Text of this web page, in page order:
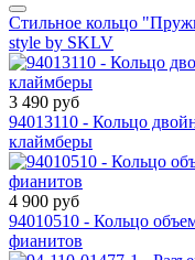
Стильное кольцо
style by SKLV
3 490 руб
94013110 - Кольцо
клаймберы
4 900 руб
94010510 - Кольцо
фианитов